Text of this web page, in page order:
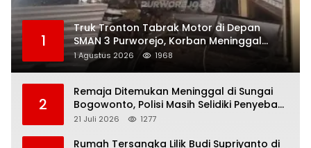
1
Truk Tronton Tabrak Motor di Depan
SMAN 3 Purworejo, Korban Meninggal
Dunia, Polisi Masih Selidiki Penyebab
1 Agustus 2026 1968
2
Remaja Ditemukan Meninggal di Sungai
Bogowonto, Polisi Masih Selidiki Penyebab
Kematian
21 Juli 2026 1277
Rumah Tersangka Lilik Budi Supriyanto di